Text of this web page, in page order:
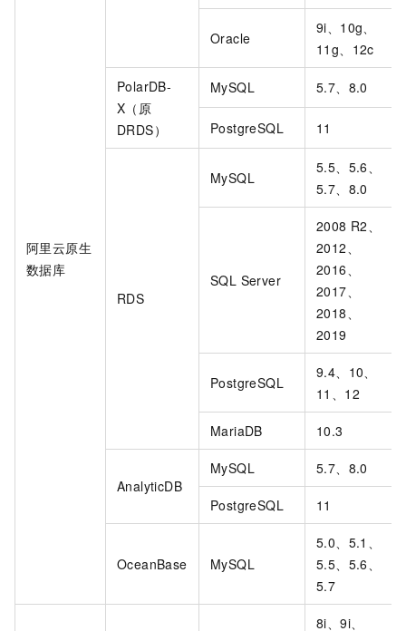
阿里云原生
数据库
Oracle
9i、10g、
11g、12c
PolarDB-
X（原
DRDS）
MySQL 5.7、8.0
PostgreSQL 11
RDS
MySQL
5.5、5.6、
5.7、8.0
SQL Server
2008 R2、
2012、
2016、
2017、
2018、
2019
PostgreSQL
9.4、10、
11、12
MariaDB 10.3
AnalyticDB
MySQL 5.7、8.0
PostgreSQL 11
OceanBase MySQL
5.0、5.1、
5.5、5.6、
5.7
8i、9i、